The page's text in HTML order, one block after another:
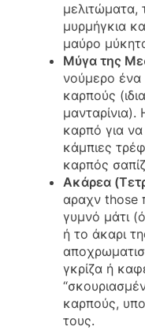
μελιτώματα,
μυρμήγκια
μαύρο
Μύγα της
νούμερο ένα
καρπούς
καρπό για
κάμπιες
καρπός
Ακάρεα
αραχν those
γυμνό μάτι
ή το άκαρι
γκρίζα ή
καρπούς,
τους.